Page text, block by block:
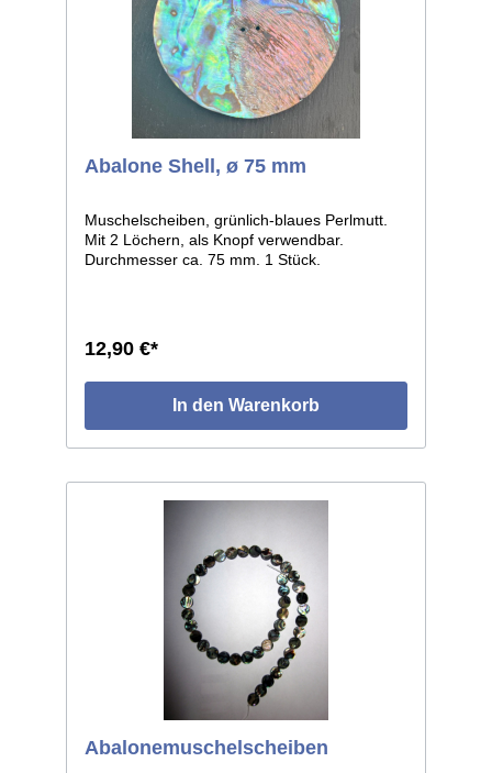
Abalone Shell, ø 75 mm
Muschelscheiben, grünlich-blaues Perlmutt.
Mit 2 Löchern, als Knopf verwendbar.
Durchmesser ca. 75 mm. 1 Stück.
12,90 €*
In den Warenkorb
Abalonemuschelscheiben